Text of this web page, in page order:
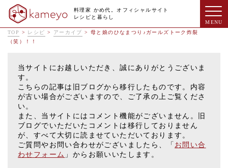
料理家 かめ代。オフィシャルサイト
レシピと暮らし
TOP > レシピ > アーカイブ >母と娘のひなまつり♪ガールズトーク炸裂
（笑）！！
当サイトにお越しいただき、誠にありがとうございま
す。
こちらの記事は旧ブログから移行したものです。内容
が古い場合がございますので、ご了承の上ご覧くださ
い。
また、当サイトにはコメント機能がございません。旧
ブログでいただいたコメントは移行しておりません
が、すべて大切に読ませていただいております。
ご質問やお問い合わせがございましたら、「 お問い合
わせフォーム 」からお願いいたします。